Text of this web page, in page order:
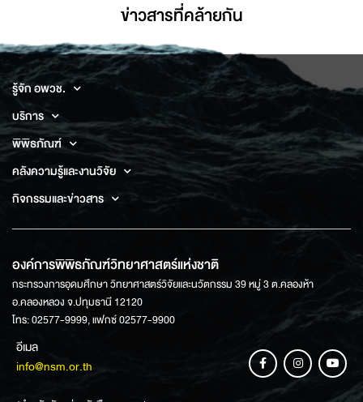
ข่าวสารที่่คล้ายกัน
รู้จัก อพวช.
บริการ
พิพิธภัณฑ์
คลังความรู้และงานวิจัย
กิจกรรมและข่าวสาร
องค์การพิพิธภัณฑ์วิทยาศาสตร์แห่งชาติ
กระทรวงการอุดมศึกษา วิทยาศาสตร์วิจัยและนวัตกรรม 39 หมู่ 3 ต.คลองห้า
อ.คลองหลวง จ.ปทุมธานี 12120
โทร: 02577-9999, แฟกซ์ 02577-9900
อีเมล
info@nsm.or.th